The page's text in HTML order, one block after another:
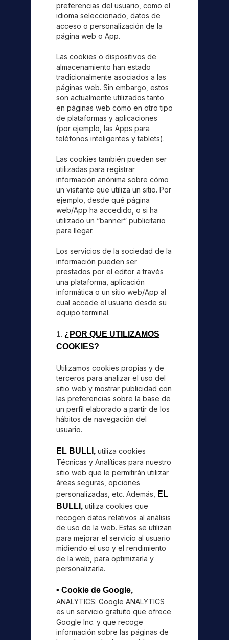
preferencias del usuario, como el
idioma seleccionado, datos de
acceso o personalización de la
página web o App.
Las cookies o dispositivos de
almacenamiento han estado
tradicionalmente asociados a las
páginas web. Sin embargo, estos
son actualmente utilizados tanto
en páginas web como en otro tipo
de plataformas y aplicaciones
(por ejemplo, las Apps para
teléfonos inteligentes y tablets).
Las cookies también pueden ser
utilizadas para registrar
información anónima sobre cómo
un visitante que utiliza un sitio. Por
ejemplo, desde qué página
web/App ha accedido, o si ha
utilizado un “banner” publicitario
para llegar.
Los servicios de la sociedad de la
información pueden ser
prestados por el editor a través
una plataforma, aplicación
informática o un sitio web/App al
cual accede el usuario desde su
equipo terminal.
¿POR QUE UTILIZAMOS
COOKIES?
Utilizamos cookies propias y de
terceros para analizar el uso del
sitio web y mostrar publicidad con
las preferencias sobre la base de
un perfil elaborado a partir de los
hábitos de navegación del
usuario.
EL BULLI , utiliza cookies
Técnicas y Analíticas para nuestro
sitio web que le permitirán utilizar
áreas seguras, opciones
personalizadas, etc. Además,
EL
BULLI , utiliza cookies que
recogen datos relativos al análisis
de uso de la web. Estas se utilizan
para mejorar el servicio al usuario
midiendo el uso y el rendimiento
de la web, para optimizarla y
personalizarla.
• Cookie de Google,
ANALYTICS: Google ANALYTICS
es un servicio gratuito que ofrece
Google Inc. y que recoge
información sobre las páginas de